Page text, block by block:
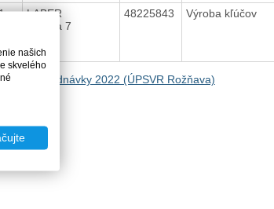
LABER
Čučma 7
48225843 Výroba kľúčov
na Objednávky 2022 (ÚPSVR Rožňava)
našich
skvelého